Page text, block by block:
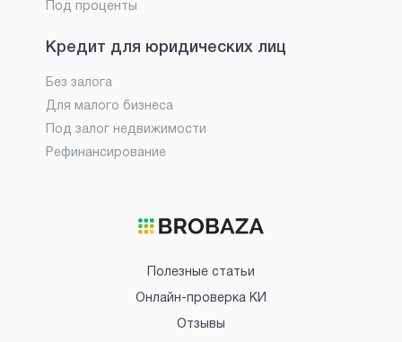
Под проценты
Кредит для юридических лиц
Без залога
Для малого бизнеса
Под залог недвижимости
Рефинансирование
Полезные статьи
Онлайн-проверка КИ
Отзывы